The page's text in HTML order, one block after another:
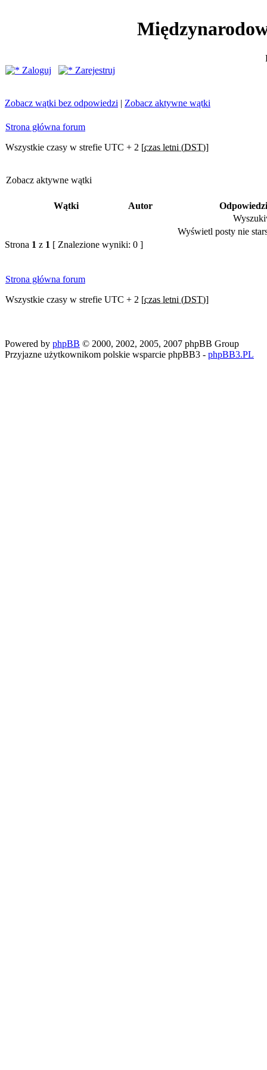
Zaloguj
Zarejestruj
Zobacz wątki bez odpowiedzi | Zobacz aktywne wątki
Strona główna forum
Wszystkie czasy w strefie UTC + 2 [czas letni (DST)]
Zobacz aktywne wątki
Wątki Autor
Wyświetl posty nie
Strona 1 z 1 [ Znalezione wyniki: 0 ]
Strona główna forum
Wszystkie czasy w strefie UTC + 2 [czas letni (DST)]
Powered by phpBB © 2000, 2002, 2005, 2007 phpBB Group
Przyjazne użytkownikom polskie wsparcie phpBB3 - phpBB3.PL